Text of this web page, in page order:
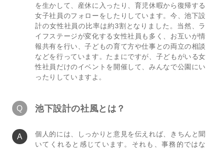
を生かして、産休に入ったり、育児休暇から復帰する
女子社員のフォローをしたりしています。今、池下設
計の女性社員の比率は約3割となりました。当然、ラ
イフステージが変化する女性社員も多く、お互いが情
報共有を行い、子どもの育て方や仕事との両立の相談
などを行っています。たまにですが、子どもがいる女
性社員だけのイベントを開催して、みんなで公園にい
ったりしていますよ。
池下設計の社風とは？
個人的には、しっかりと意見を伝えれば、きちんと聞
いてくれると感じています。それも、事務的ではな